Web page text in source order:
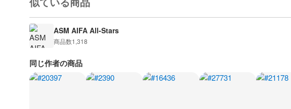
ASM AIFA All-Stars
商品数1,318
同じ作者の商品